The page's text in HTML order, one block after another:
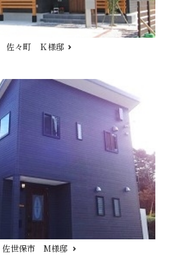
佐々町 Ｋ様邸
佐世保市 M様邸